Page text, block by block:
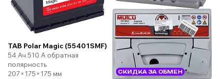
TAB Polar Magic (55401SMF)
54 Ач 510 А обратная
полярность
207×175×175 мм
СКИДКА ЗА ОБМЕН